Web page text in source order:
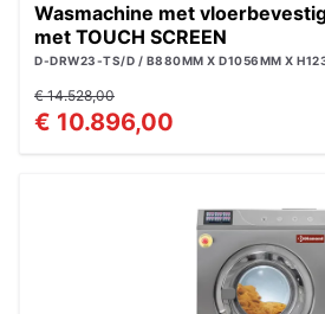
Wasmachine met
met TOUCH SCREEN
D-DRW23-TS/D / B880MM X D1056MM X
€ 14.528,00
€ 10.896,00